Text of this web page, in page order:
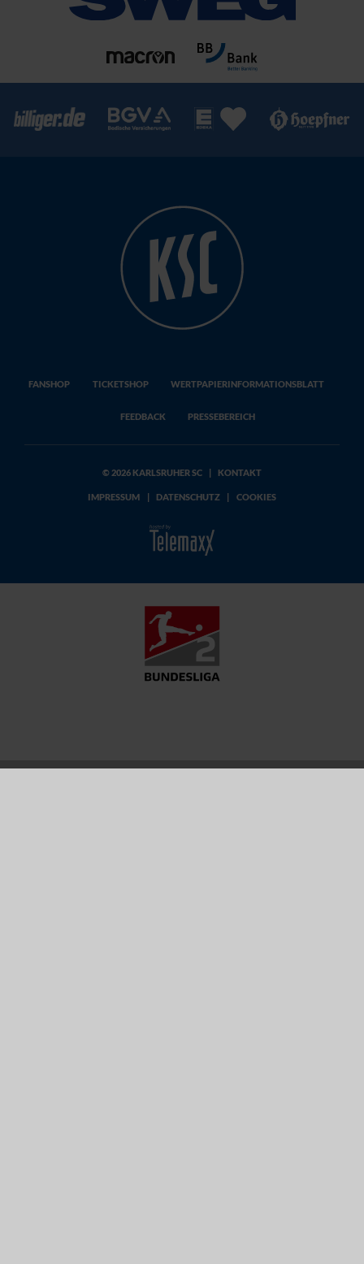
FANSHOP TICKETSHOP WERTPAPIERINFORMATIONSBLATT
FEEDBACK PRESSEBEREICH
© 2026 KARLSRUHER SC KONTAKT
IMPRESSUM | DATENSCHUTZ | COOKIES